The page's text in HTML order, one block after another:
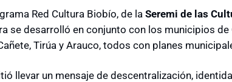
Red Cultura Biobío, de la Seremi de las
se desarrolló en conjunto con los municipios de
Tirúa y Arauco, todos con planes
llevar un mensaje de descentralización,